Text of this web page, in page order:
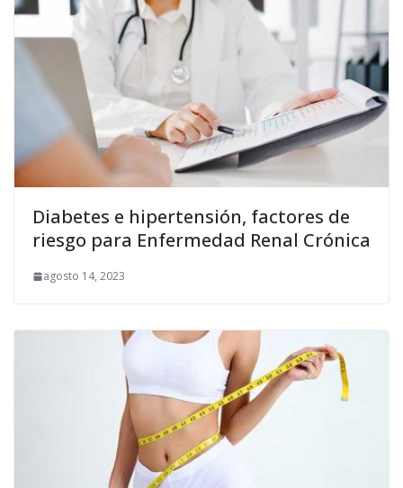
Diabetes e hipertensión, factores de
riesgo para Enfermedad Renal Crónica
agosto 14, 2023